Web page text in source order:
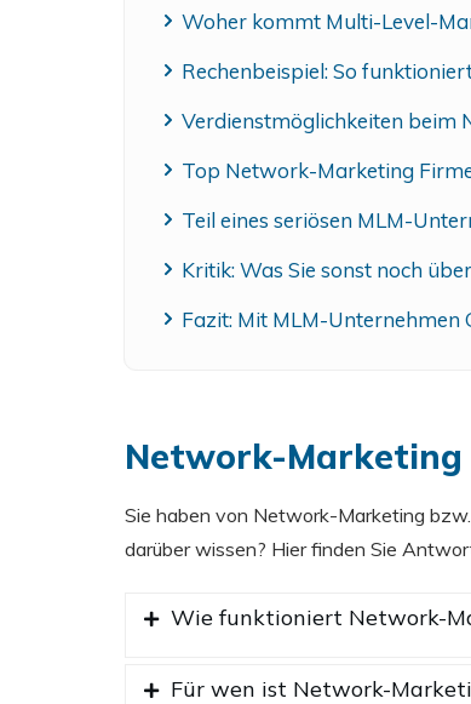
Woher kommt Multi-Level-
Rechenbeispiel: So
Verdienstmöglichkeiten beim
Top Network-Marketing
Teil eines seriösen MLM-
Kritik: Was Sie sonst noch
Fazit: Mit MLM-Unternehmen
Network-Marketing
Sie haben von Network-Marketing
darüber wissen? Hier finden Sie
Wie funktioniert Network-
Für wen ist Network-